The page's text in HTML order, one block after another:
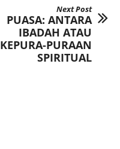
Next Post
PUASA: ANTARA
IBADAH ATAU
KEPURA-PURAAN
SPIRITUAL